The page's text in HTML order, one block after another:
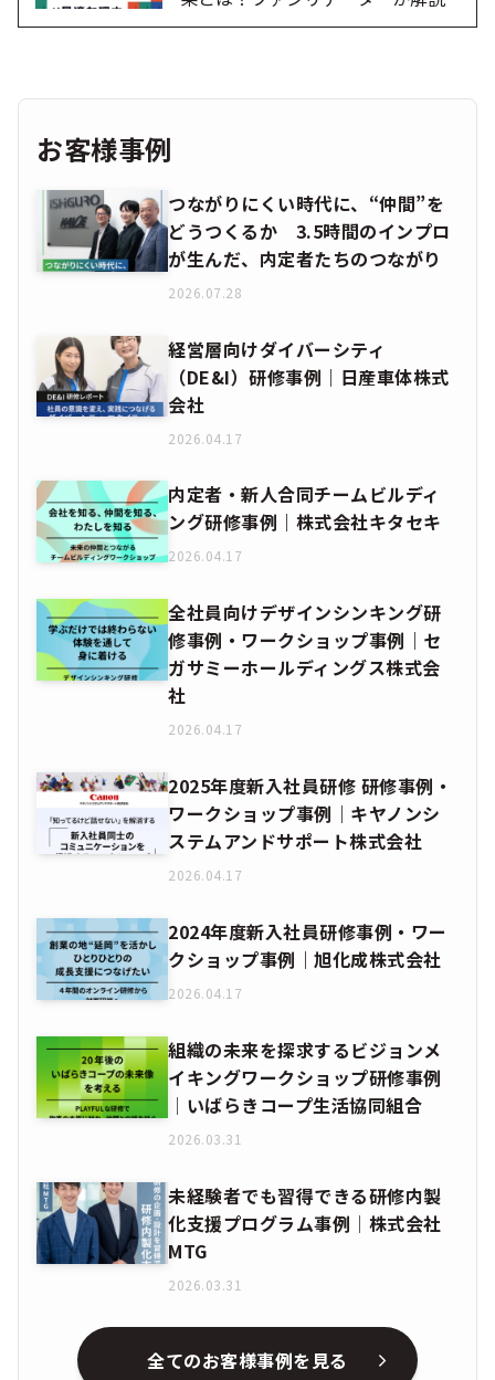
お客様事例
つながりにくい時代に、“仲間”を
どうつくるか 3.5時間のインプロ
が生んだ、内定者たちのつながり
2026.07.28
経営層向けダイバーシティ
（DE&I）研修事例｜日産車体株式
会社
2026.04.17
内定者・新人合同チームビルディ
ング研修事例｜株式会社キタセキ
2026.04.17
全社員向けデザインシンキング研
修事例・ワークショップ事例｜セ
ガサミーホールディングス株式会
社
2026.04.17
2025年度新入社員研修 研修事例・
ワークショップ事例｜キヤノンシ
ステムアンドサポート株式会社
2026.04.17
2024年度新入社員研修事例・ワー
クショップ事例｜旭化成株式会社
2026.04.17
組織の未来を探求するビジョンメ
イキングワークショップ研修事例
│いばらきコープ生活協同組合
2026.03.31
未経験者でも習得できる研修内製
化支援プログラム事例│株式会社
MTG
2026.03.31
全てのお客様事例を見る